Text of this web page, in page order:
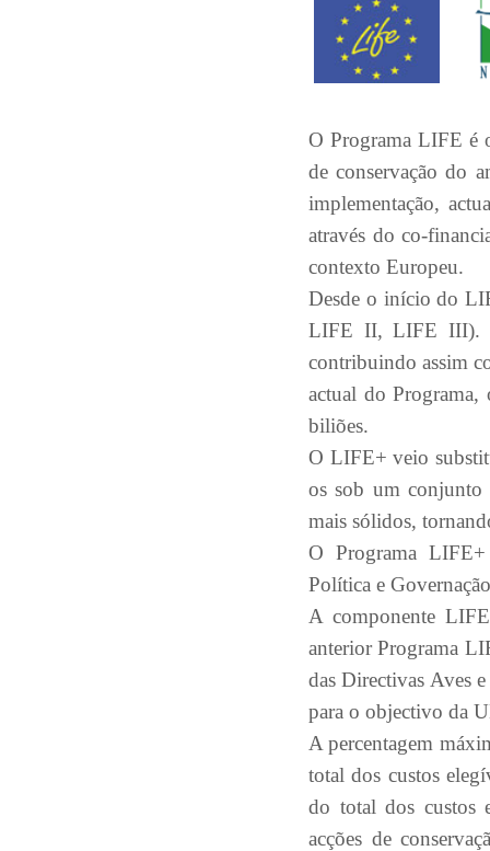
O Programa LIFE é
de conservação do
implementação,
através do co-
contexto Europeu.
Desde o início do
LIFE II, LIFE III).
contribuindo assim
actual do
biliões.
O LIFE+ veio
os sob um conjunto
mais sólidos,
O Programa
Política e
A componente
anterior Programa
das Directivas Aves
para o objectivo da
A percentagem
total dos custos
do total dos custos
acções de